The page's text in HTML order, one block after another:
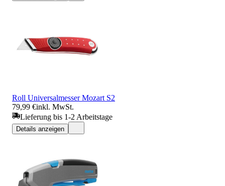
Roll Universalmesser Mozart S2
79,99 €inkl. MwSt.
Lieferung bis 1-2 Arbeitstage
Details anzeigen